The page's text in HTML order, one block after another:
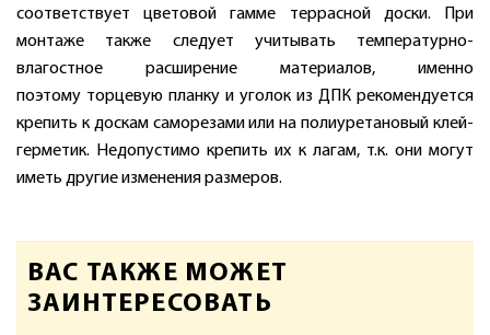
соответствует цветовой гамме террасной доски. При
монтаже также следует учитывать температурно-
влагостное расширение материалов, именно
поэтому торцевую планку и уголок из ДПК рекомендуется
крепить к доскам саморезами или на полиуретановый клей-
герметик. Недопустимо крепить их к лагам, т.к. они могут
иметь другие изменения размеров.
ВАС ТАКЖЕ МОЖЕТ
ЗАИНТЕРЕСОВАТЬ